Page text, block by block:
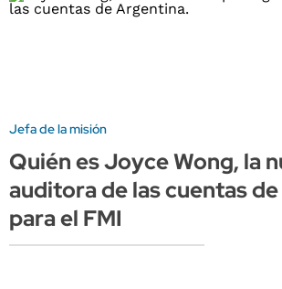
Jefa de la misión
Quién es Joyce Wong, la
auditora de las cuentas
para el FMI